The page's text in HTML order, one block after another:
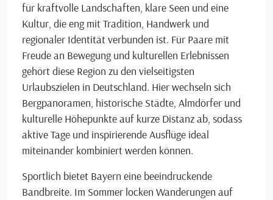
für kraftvolle Landschaften, klare Seen und eine
Kultur, die eng mit Tradition, Handwerk und
regionaler Identität verbunden ist. Für Paare mit
Freude an Bewegung und kulturellen Erlebnissen
gehört diese Region zu den vielseitigsten
Urlaubszielen in Deutschland. Hier wechseln sich
Bergpanoramen, historische Städte, Almdörfer und
kulturelle Höhepunkte auf kurze Distanz ab, sodass
aktive Tage und inspirierende Ausflüge ideal
miteinander kombiniert werden können.
Sportlich bietet Bayern eine beeindruckende
Bandbreite. Im Sommer locken Wanderungen auf